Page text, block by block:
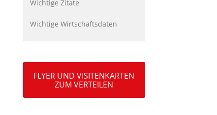
Wichtige Zitate
Wichtige Wirtschaftsdaten
FLYER UND VISITENKARTEN
ZUM VERTEILEN